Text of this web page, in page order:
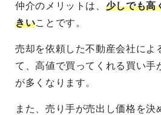
仲介のメリットは、 少しでも高
きいことです。
売却を依頼した不動産会社によ
て、高値で買ってくれる買い手
が多くなります。
また、売り手が売出し価格を決